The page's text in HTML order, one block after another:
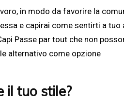
in modo da favorire la
e capirai come sentirti a tuo
Passe par tout che non
alternativo come opzione
il tuo stile?